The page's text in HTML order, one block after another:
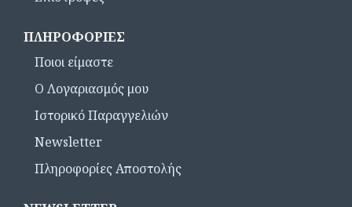
ΠΛΗΡΟΦΟΡΊΕΣ
Ποιοι είμαστε
Ο Λογαριασμός μου
Ιστορικό Παραγγελιών
Newsletter
Πληροφορίες Αποστολής